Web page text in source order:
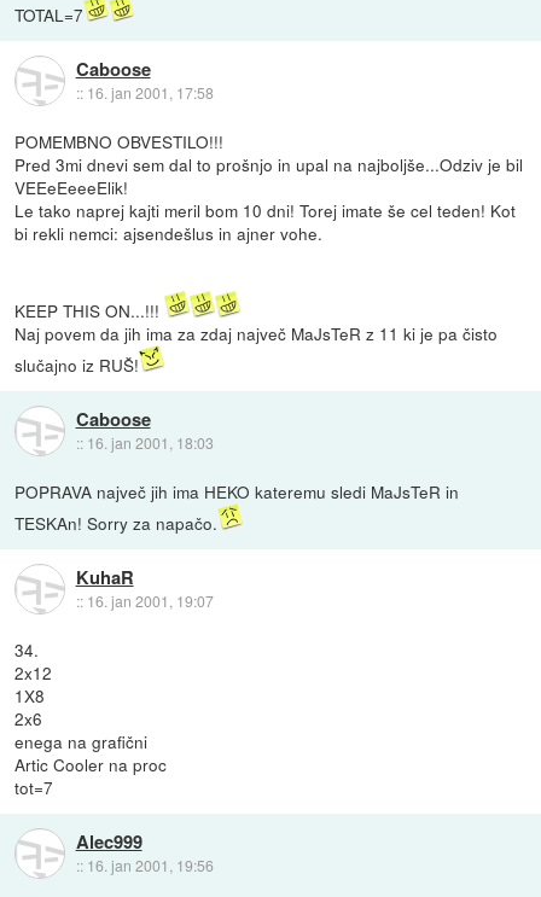
TOTAL=7
Caboose
:: 16. jan 2001, 17:58
POMEMBNO OBVESTILO!!!
Pred 3mi dnevi sem dal to prošnjo in upal na najboljše...Odziv je bil
VEEeEeeeElik!
Le tako naprej kajti meril bom 10 dni! Torej imate še cel teden! Kot
bi rekli nemci: ajsendešlus in ajner vohe.
KEEP THIS ON...!!!
Naj povem da jih ima za zdaj največ MaJsTeR z 11 ki je pa čisto
slučajno iz RUŠ!
Caboose
:: 16. jan 2001, 18:03
POPRAVA največ jih ima HEKO kateremu sledi MaJsTeR in
TESKAn! Sorry za napačo.
KuhaR
:: 16. jan 2001, 19:07
34.
2x12
1X8
2x6
enega na grafični
Artic Cooler na proc
tot=7
Alec999
:: 16. jan 2001, 19:56